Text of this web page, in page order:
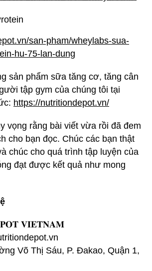
san-pham/wheylabs-sua-
hu-75-lan-dung
sản phẩm sữa tăng cơ, tăng cân
tập gym của chúng tôi tại
https://nutritiondepot.vn/
vọng rằng bài viết vừa rồi đã đem
cho bạn đọc. Chúc các bạn thật
chúc cho quá trình tập luyện của
đạt được kết quả như mong
𝐕𝐈𝐄𝐓𝐍𝐀𝐌
Võ Thị Sáu, P. Đakao, Quận 1,